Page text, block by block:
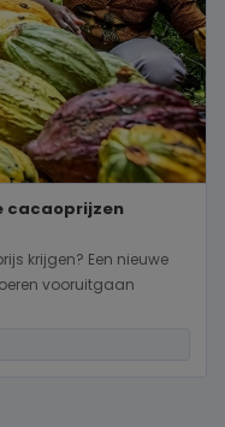
cacaoprijzen
krijgen? Een nieuwe
vooruitgaan